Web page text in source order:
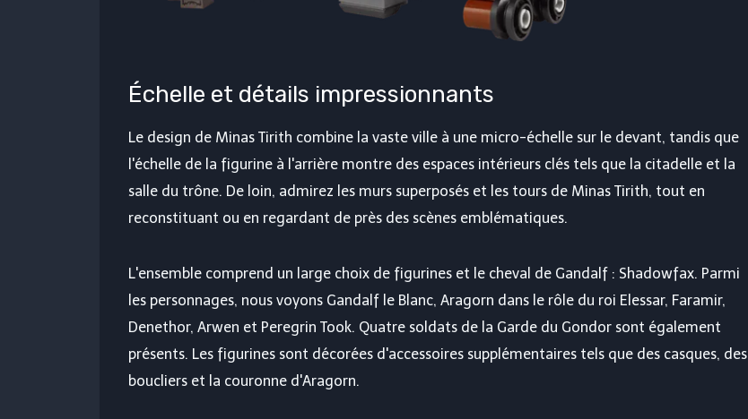
Échelle et détails impressionnants
Le design de Minas Tirith combine la vaste ville à une micro-échelle sur le devant, tandis que
l'échelle de la figurine à l'arrière montre des espaces intérieurs clés tels que la citadelle et la
salle du trône. De loin, admirez les murs superposés et les tours de Minas Tirith, tout en
reconstituant ou en regardant de près des scènes emblématiques.
L'ensemble comprend un large choix de figurines et le cheval de Gandalf : Shadowfax. Parmi
les personnages, nous voyons Gandalf le Blanc, Aragorn dans le rôle du roi Elessar, Faramir,
Denethor, Arwen et Peregrin Took. Quatre soldats de la Garde du Gondor sont également
présents. Les figurines sont décorées d'accessoires supplémentaires tels que des casques, des
boucliers et la couronne d'Aragorn.